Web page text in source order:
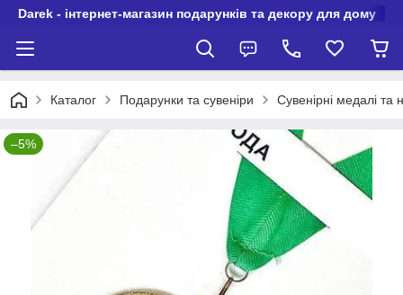
Darek - інтернет-магазин подарунків та декору для дому
Каталог Подарунки та сувеніри Сувенірні медалі та
–5%